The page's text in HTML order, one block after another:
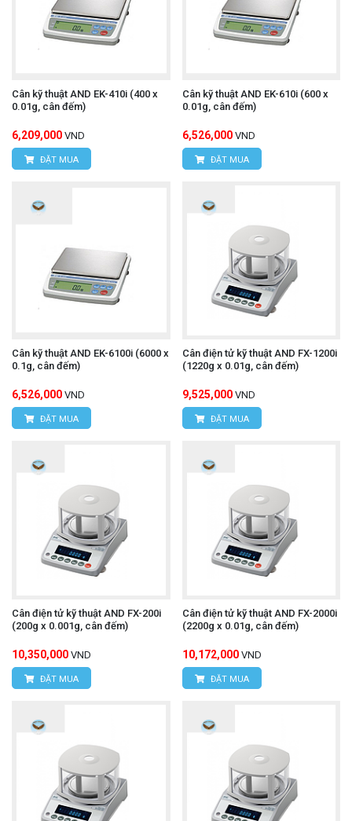
Cân kỹ thuật AND EK-410i (400 x
0.01g, cân đếm)
6,209,000 VND
ĐẶT MUA
Cân kỹ thuật AND EK-610i (600 x
0.01g, cân đếm)
6,526,000 VND
ĐẶT MUA
Cân kỹ thuật AND EK-6100i (6000 x
0.1g, cân đếm)
6,526,000 VND
ĐẶT MUA
Cân điện tử kỹ thuật AND FX-1200i
(1220g x 0.01g, cân đếm)
9,525,000 VND
ĐẶT MUA
Cân điện tử kỹ thuật AND FX-200i
(200g x 0.001g, cân đếm)
10,350,000 VND
ĐẶT MUA
Cân điện tử kỹ thuật AND FX-2000i
(2200g x 0.01g, cân đếm)
10,172,000 VND
ĐẶT MUA